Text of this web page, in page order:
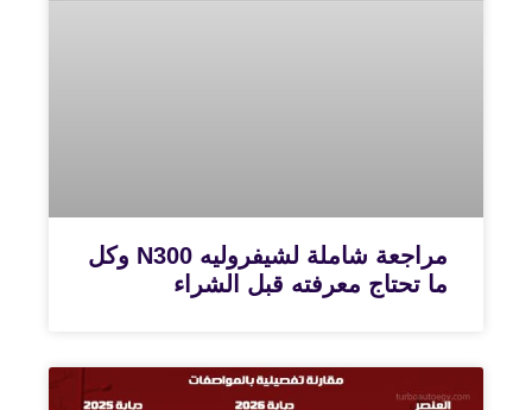
مراجعة شاملة لشيفروليه N300 وكل
ما تحتاج معرفته قبل الشراء